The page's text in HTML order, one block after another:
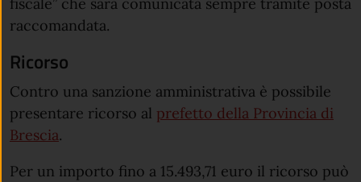
fiscale” che sarà comunicata sempre tramite posta
raccomandata.
Ricorso
Contro una sanzione amministrativa è possibile
presentare ricorso al prefetto della Provincia di
Brescia.
Per un importo fino a 15.493,71 euro il ricorso può